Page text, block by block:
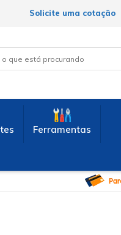
Solicite uma cotação
Ferramentas